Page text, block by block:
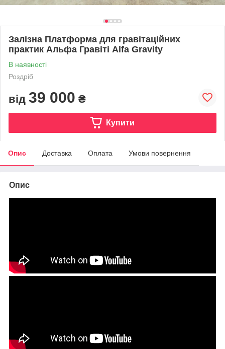
Залізна Платформа для гравітаційних
практик Альфа Гравіті Alfa Gravity
В наявності
Роздріб
від 39 000 ₴
Купити
Опис Доставка Оплата Умови повернення
Опис